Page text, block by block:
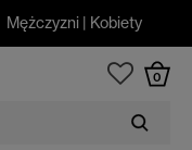
Mężczyzni | Kobiety
0